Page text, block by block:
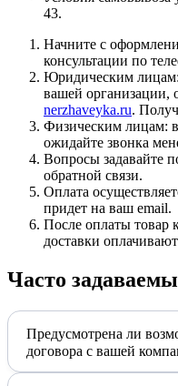
43.
Начните с
консультации по
Юридическим лицам:
вашей организации,
nerzhaveyka.ru.
Физическим лицам:
ожидайте звонка
Вопросы задавайте
обратной связи.
Оплата
придет на ваш email.
После оплаты товар
доставки
Часто
Предусмотрена ли
договора с вашей